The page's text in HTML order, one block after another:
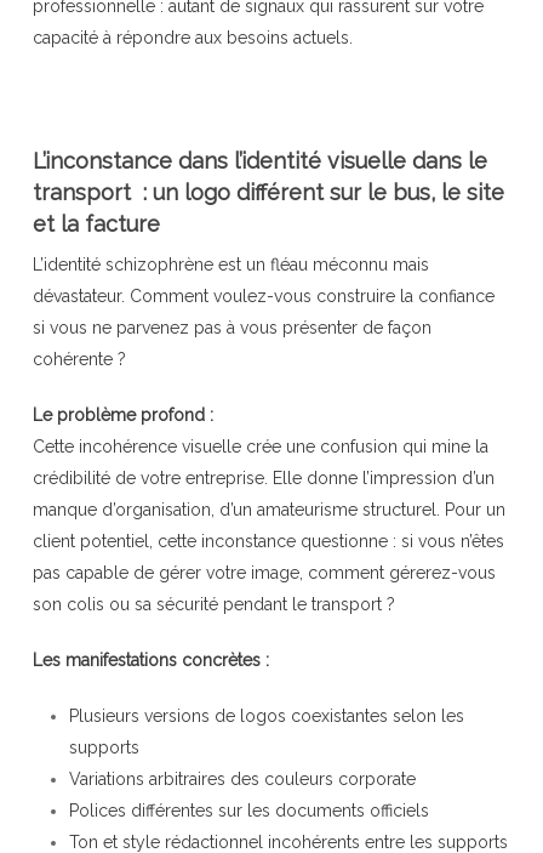
professionnelle : autant de signaux qui rassurent sur votre
capacité à répondre aux besoins actuels.
L’inconstance dans l’identité visuelle dans le
transport : un logo différent sur le bus, le site
et la facture
L’identité schizophrène est un fléau méconnu mais
dévastateur. Comment voulez-vous construire la confiance
si vous ne parvenez pas à vous présenter de façon
cohérente ?
Le problème profond :
Cette incohérence visuelle crée une confusion qui mine la
crédibilité de votre entreprise. Elle donne l’impression d’un
manque d’organisation, d’un amateurisme structurel. Pour un
client potentiel, cette inconstance questionne : si vous n’êtes
pas capable de gérer votre image, comment gérerez-vous
son colis ou sa sécurité pendant le transport ?
Les manifestations concrètes :
Plusieurs versions de logos coexistantes selon les
supports
Variations arbitraires des couleurs corporate
Polices différentes sur les documents officiels
Ton et style rédactionnel incohérents entre les supports